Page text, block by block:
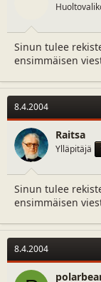
Sinun tulee
ensimmäisen
8.4.2004
Raitsa
Ylläpitäjä
Sinun tulee
ensimmäisen
8.4.2004